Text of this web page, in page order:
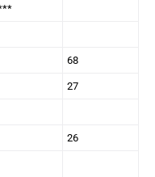
68
27
26